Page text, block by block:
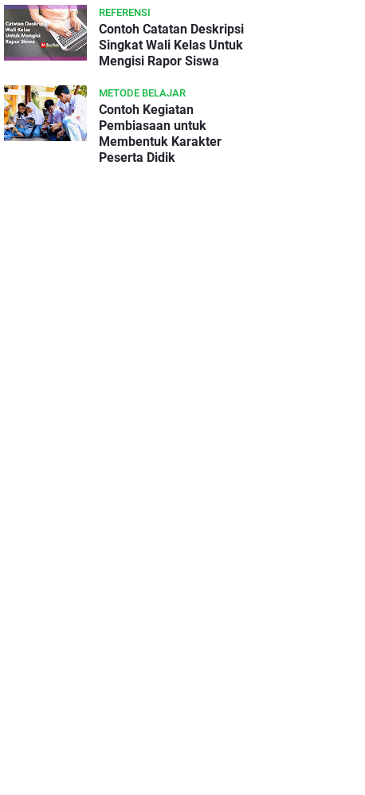
REFERENSI
Contoh Catatan Deskripsi
Singkat Wali Kelas Untuk
Mengisi Rapor Siswa
METODE BELAJAR
Contoh Kegiatan
Pembiasaan untuk
Membentuk Karakter
Peserta Didik